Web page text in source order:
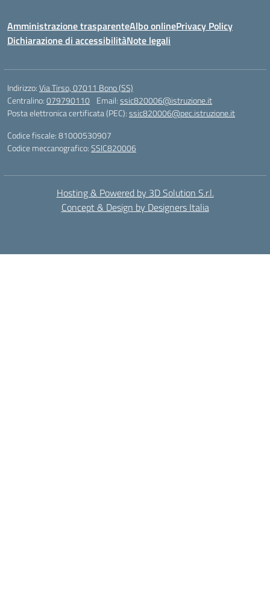
Amministrazione trasparenteAlbo onlinePrivacy Policy
Dichiarazione di accessibilitàNote legali
Indirizzo:Via Tirso, 07011 Bono (SS)
Centralino:079790110 Email:ssic820006@istruzione.it
Posta elettronica certificata (PEC):ssic820006@pec.istruzione.it
Codice fiscale: 81000530907
Codice meccanografico:SSIC820006
Hosting & Powered by 3D Solution S.r.l.
Concept & Design by Designers Italia